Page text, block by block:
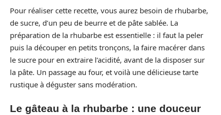
Pour réaliser cette recette, vous aurez besoin de rhubarbe,
de sucre, d’un peu de beurre et de pâte sablée. La
préparation de la rhubarbe est essentielle : il faut la peler
puis la découper en petits tronçons, la faire macérer dans
le sucre pour en extraire l’acidité, avant de la disposer sur
la pâte. Un passage au four, et voilà une délicieuse tarte
rustique à déguster sans modération.
Le gâteau à la rhubarbe : une douceur